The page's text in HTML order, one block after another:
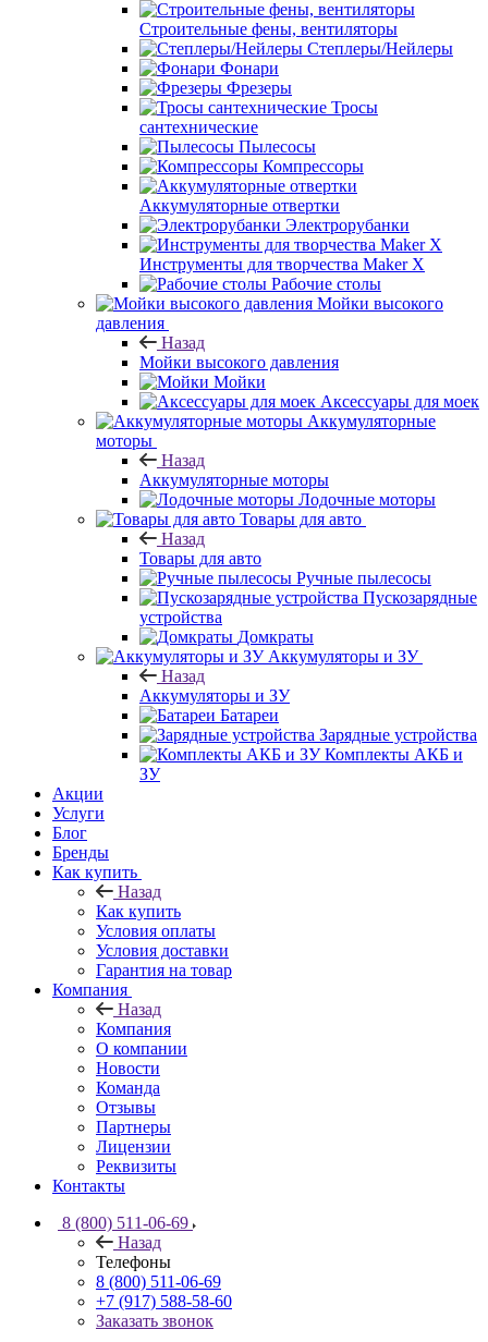
Строительные фены, вентиляторы
Степлеры/Нейлеры
Фонари
Фрезеры
Тросы
сантехнические
Пылесосы
Компрессоры
Аккумуляторные отвертки
Электрорубанки
Инструменты для творчества Maker X
Рабочие столы
Мойки высокого
давления
Назад
Мойки высокого давления
Мойки
Аксессуары для моек
Аккумуляторные
моторы
Назад
Аккумуляторные моторы
Лодочные моторы
Товары для авто
Назад
Товары для авто
Ручные пылесосы
Пускозарядные
устройства
Домкраты
Аккумуляторы и ЗУ
Назад
Аккумуляторы и ЗУ
Батареи
Зарядные устройства
Комплекты АКБ и
ЗУ
Акции
Услуги
Блог
Бренды
Как купить
Назад
Как купить
Условия оплаты
Условия доставки
Гарантия на товар
Компания
Назад
Компания
О компании
Новости
Команда
Отзывы
Партнеры
Лицензии
Реквизиты
Контакты
8 (800) 511-06-69
Назад
Телефоны
8 (800) 511-06-69
+7 (917) 588-58-60
Заказать звонок